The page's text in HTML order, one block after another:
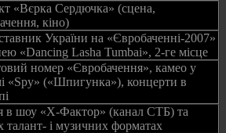
«Вєрка Сердючка» (сцена,
кіно)
України на «Євробаченні‑2007»
«Dancing Lasha Tumbai», 2‑ге місце
номер «Євробачення», камео у
«Spy» («Шпигунка»), концерти в
в шоу «Х‑Фактор» (канал СТБ) та
талант‑ і музичних форматах